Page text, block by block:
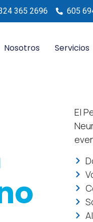
365 2696 605
Nosotros Servicios
El